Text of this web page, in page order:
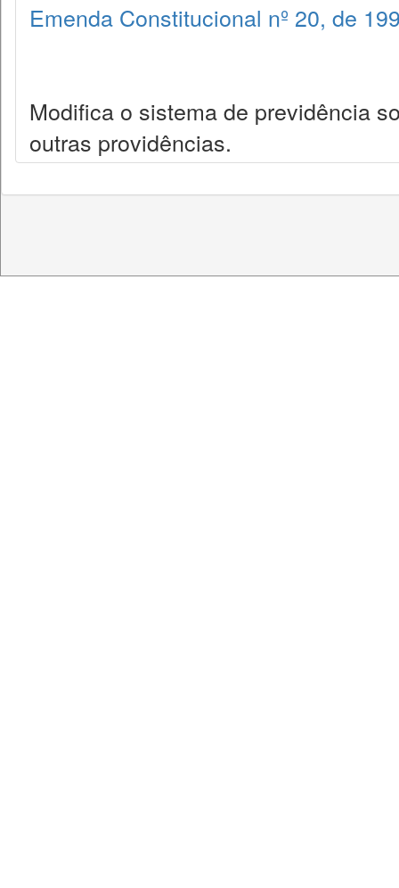
Emenda Constitucional nº 20, de
Modifica o sistema de previdência
outras providências.